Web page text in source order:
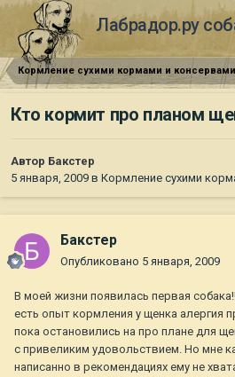
Лабрадор.ру
Кормление сухими кормами и консервами
Кто кормит про планом
Автор Бакстер
5 января, 2009 в Кормление сухими
Бакстер
Опубликовано 5 января, 2009
В моей жизни появилась первая
есть опыт кормления у щенка алергия
пока остановились на про плане для
с привеликим удовольствием. Но мне
написанно в рекомендациях ему не